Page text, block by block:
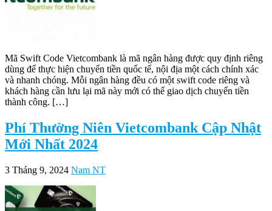
Mã Swift Code Vietcombank là mã ngân hàng được quy định riêng
dùng để thực hiện chuyển tiền quốc tế, nội địa một cách chính xác
và nhanh chóng. Mỗi ngân hàng đều có một swift code riêng và
khách hàng cần lưu lại mã này mới có thể giao dịch chuyển tiền
thành công. […]
Phí Thường Niên Vietcombank Cập Nhật
Mới Nhất 2024
3 Tháng 9, 2024 Nam NT